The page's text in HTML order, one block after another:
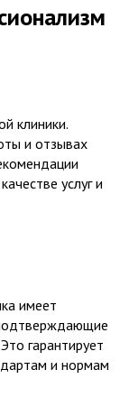
клиники.
и отзывах
услуг и
имеет
гарантирует
и нормам